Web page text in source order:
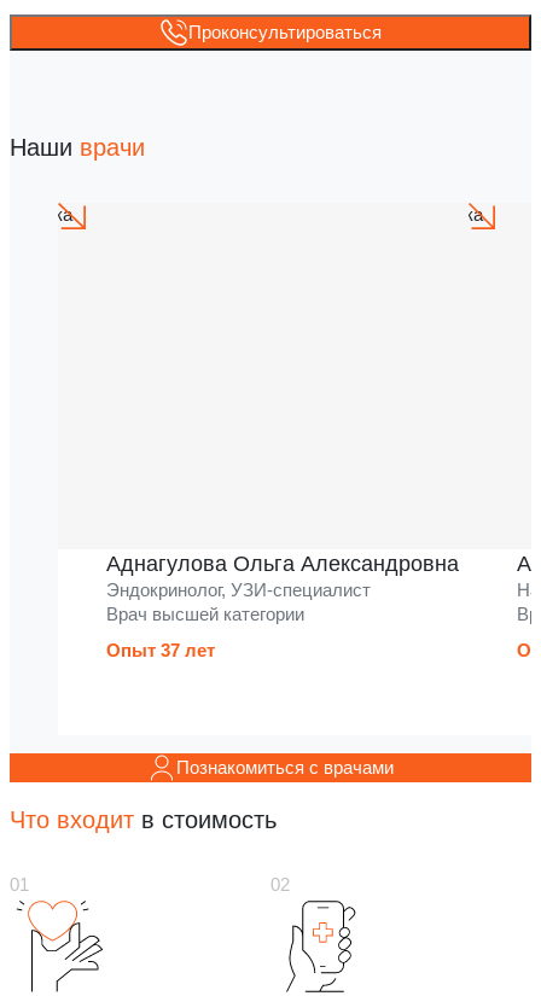
Проконсультироваться
Наши врачи
Аднагулова Ольга Александровна
Эндокринолог, УЗИ-специалист
Врач высшей категории
Опыт 37 лет
Познакомиться с врачами
Что входит в стоимость